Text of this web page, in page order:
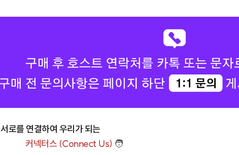
서로를 연결하여 우리가 되는
커넥터스 (Connect Us) 🧑